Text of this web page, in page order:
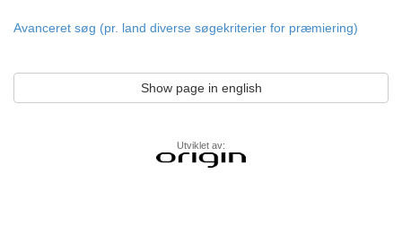
Avanceret søg (pr. land diverse søgekriterier for præmiering)
Show page in english
Utviklet av: